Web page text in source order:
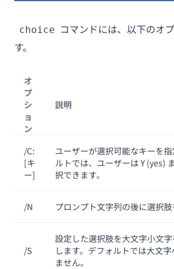
choice コマンドには、以下のオ
す。
オ
プ
シ
ョ
ン
説明
/C:
[キ
ー]
ユーザーが選択可能なキーを
ルトでは、ユーザーは Y (yes)
択できます。
/N プロンプト文字列の後に選択肢
/S
設定した選択肢を大文字小文
します。デフォルトでは大文
ません。